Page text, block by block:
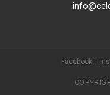
Facebook